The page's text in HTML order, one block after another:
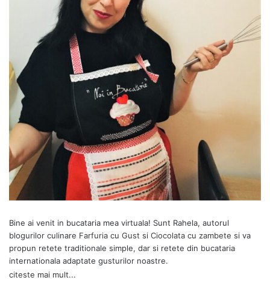
Bine ai venit in bucataria mea virtuala! Sunt Rahela, autorul
blogurilor culinare Farfuria cu Gust si Ciocolata cu zambete si va
propun retete traditionale simple, dar si retete din bucataria
internationala adaptate gusturilor noastre.
citeste mai mult...